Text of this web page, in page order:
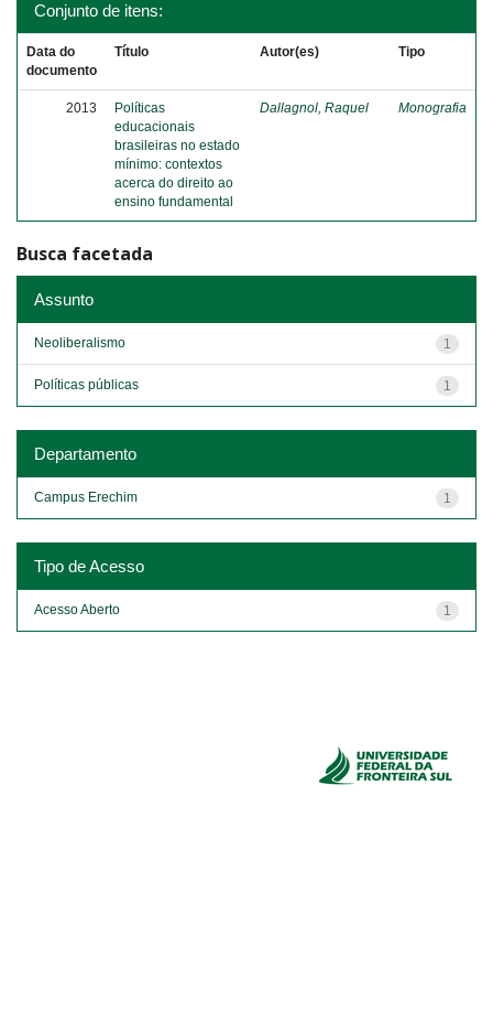
Conjunto de itens:
Data do
documento
Título Autor(es) Tipo
2013
Políticas
educacionais
brasileiras no estado
mínimo: contextos
acerca do direito ao
ensino fundamental
Dallagnol, Raquel Monografia
Busca facetada
Assunto
1
Neoliberalismo
1
Políticas públicas
Departamento
1
Campus Erechim
Tipo de Acesso
1
Acesso Aberto